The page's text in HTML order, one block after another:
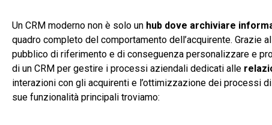
Un CRM moderno non è solo un hub dove archiviare
quadro completo del comportamento dell’acquirente. Grazie
pubblico di riferimento e di conseguenza personalizzare e
di un CRM per gestire i processi aziendali dedicati alle
interazioni con gli acquirenti e l’ottimizzazione dei processi
sue funzionalità principali troviamo: